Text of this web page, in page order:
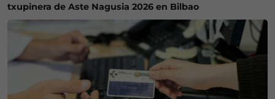
txupinera de Aste Nagusia 2026 en Bilbao